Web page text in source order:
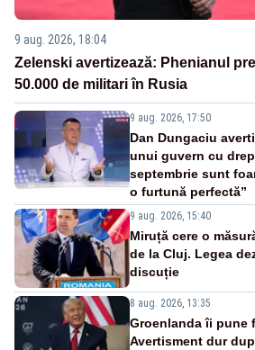
9 aug. 2026, 18:04
Zelenski avertizează: Phenianul
50.000 de militari în Rusia
9 aug. 2026, 17:50
Dan Dungaciu
unui guvern cu
septembrie sunt
o furtună perfectă”
9 aug. 2026, 15:40
Miruță cere o
de la Cluj. Legea
discuție
8 aug. 2026, 13:35
Groenlanda îi pune
Avertisment dur